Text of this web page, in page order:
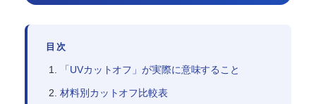
目次
「UVカットオフ」が実際に意味すること
材料別カットオフ比較表